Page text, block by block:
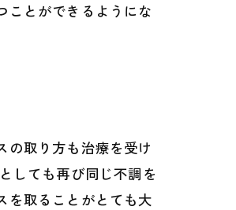
ことができるようにな
の取り方も治療を受け
しても再び同じ不調を
を取ることがとても大